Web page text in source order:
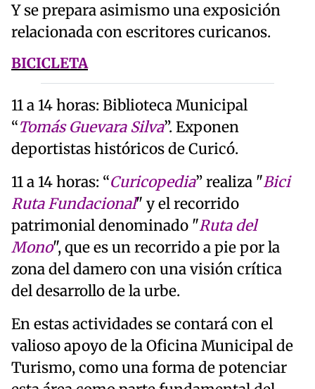
Y se prepara asimismo una exposición
relacionada con escritores curicanos.
BICICLETA
11 a 14 horas: Biblioteca Municipal
“Tomás Guevara Silva”. Exponen
deportistas históricos de Curicó.
11 a 14 horas: “Curicopedia” realiza "Bici
Ruta Fundacional" y el recorrido
patrimonial denominado "Ruta del
Mono", que es un recorrido a pie por la
zona del damero con una visión crítica
del desarrollo de la urbe.
En estas actividades se contará con el
valioso apoyo de la Oficina Municipal de
Turismo, como una forma de potenciar